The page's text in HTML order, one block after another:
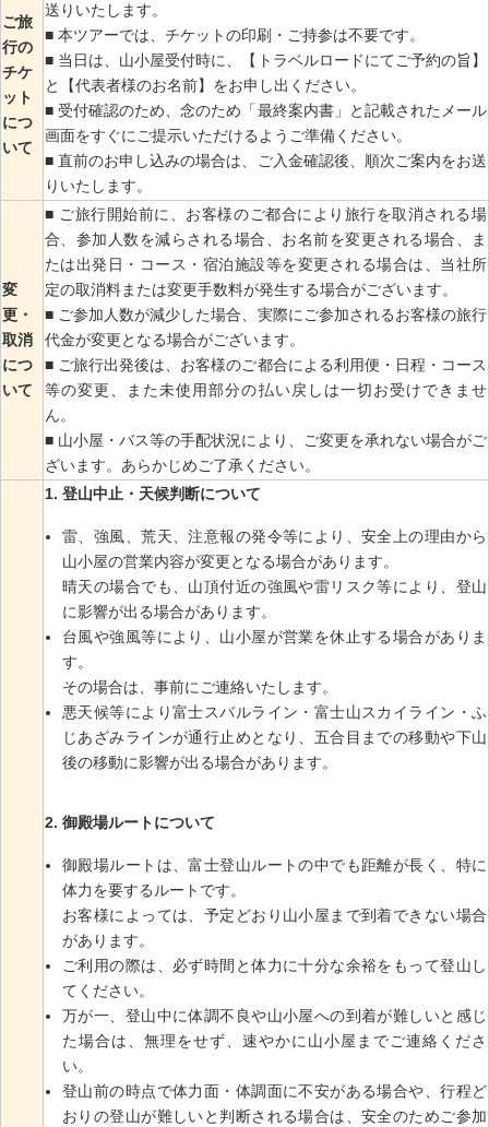
ご旅
行の
チケ
ット
につ
いて
送りいたします。
■ 本ツアーでは、チケットの印刷・ご持参は不要です。
■ 当日は、山小屋受付時に、【トラベルロードにてご予約の旨】
と【代表者様のお名前】をお申し出ください。
■ 受付確認のため、念のため「最終案内書」と記載されたメール
画面をすぐにご提示いただけるようご準備ください。
■ 直前のお申し込みの場合は、ご入金確認後、順次ご案内をお送
りいたします。
変
更・
取消
につ
いて
■ ご旅行開始前に、お客様のご都合により旅行を取消される場
合、参加人数を減らされる場合、お名前を変更される場合、ま
たは出発日・コース・宿泊施設等を変更される場合は、当社所
定の取消料または変更手数料が発生する場合がございます。
■ ご参加人数が減少した場合、実際にご参加されるお客様の旅行
代金が変更となる場合がございます。
■ ご旅行出発後は、お客様のご都合による利用便・日程・コース
等の変更、また未使用部分の払い戻しは一切お受けできませ
ん。
■ 山小屋・バス等の手配状況により、ご変更を承れない場合がご
ざいます。あらかじめご了承ください。
登山中止・天候判断について
雷、強風、荒天、注意報の発令等により、安全上の理由から
山小屋の営業内容が変更となる場合があります。
晴天の場合でも、山頂付近の強風や雷リスク等により、登山
に影響が出る場合があります。
台風や強風等により、山小屋が営業を休止する場合がありま
す。
その場合は、事前にご連絡いたします。
悪天候等により富士スバルライン・富士山スカイライン・ふ
じあざみラインが通行止めとなり、五合目までの移動や下山
後の移動に影響が出る場合があります。
御殿場ルートについて
御殿場ルートは、富士登山ルートの中でも距離が長く、特に
体力を要するルートです。
お客様によっては、予定どおり山小屋まで到着できない場合
があります。
ご利用の際は、必ず時間と体力に十分な余裕をもって登山し
てください。
万が一、登山中に体調不良や山小屋への到着が難しいと感じ
た場合は、無理をせず、速やかに山小屋までご連絡くださ
い。
登山前の時点で体力面・体調面に不安がある場合や、行程ど
おりの登山が難しいと判断される場合は、安全のためご参加